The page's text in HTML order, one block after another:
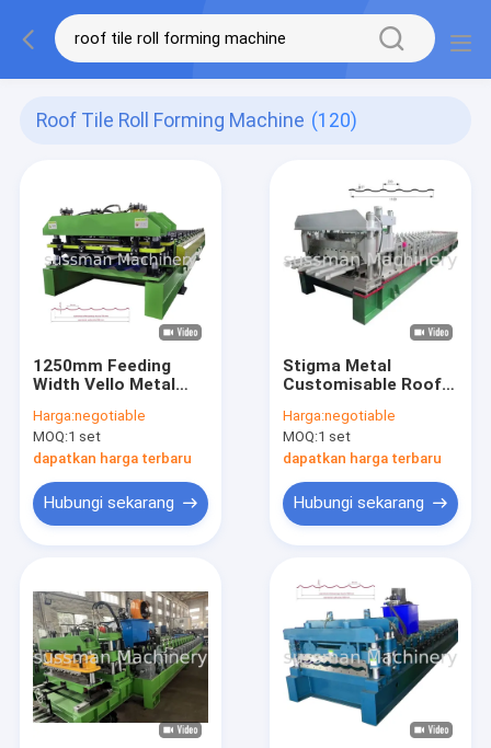
Roof Tile Roll Forming Machine (120)
1250mm Feeding
Width Vello Metal
Forming Machine
Untuk Color Steel
atau Galvanized
Steel Material
Ketebalan 0,4-0,7mm
Harga:negotiable
MOQ:1 set
dapatkan harga terbaru
Hubungi sekarang
Stigma Metal
Customisable Roof
Machine Dengan
Stasiun Hidraulik
5.5KW Dan Stasiun
Roller Sekitar 17
Stasiun
Harga:negotiable
MOQ:1 set
dapatkan harga terbaru
Hubungi sekarang